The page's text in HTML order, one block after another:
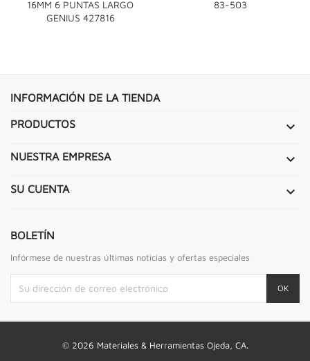
16MM 6 PUNTAS LARGO
GENIUS 427816
83-503
INFORMACIÓN DE LA TIENDA
PRODUCTOS 
NUESTRA EMPRESA 
SU CUENTA 
BOLETÍN
Infórmese de nuestras últimas noticias y ofertas especiales
© 2026 Materiales & Herramientas Ojeda, CA.